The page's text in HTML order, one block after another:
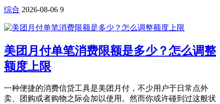
综合 2026-08-06 9
美团月付单笔消费限额是多少？怎么调整
额度上限
一种便捷的消费信贷工具是美团月付，不少用户于日常点外
卖、团购或者购物之际会加以使用。然而你或许碰到过这般状